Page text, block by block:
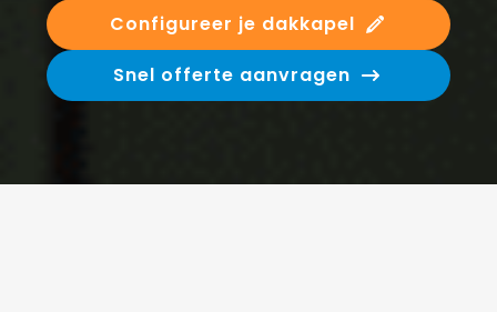
Configureer je dakkapel
Snel offerte aanvragen